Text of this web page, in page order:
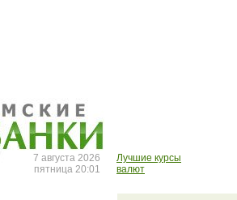
7 августа 2026
пятница 20:01
Лучшие курсы
валют